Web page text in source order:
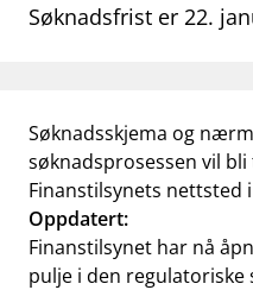
dashboardInformasjon for
Søknadsfrist er 22.
Søknadsskjema og
søknadsprosessen vil
Finanstilsynets nettsted
Oppdatert:
Finanstilsynet har nå
pulje i den regulatoriske